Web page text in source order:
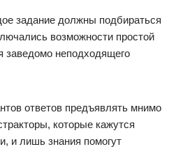
задание должны подбираться
возможности простой
заведомо неподходящего
ответов предъявлять мнимо
которые кажутся
и лишь знания помогут